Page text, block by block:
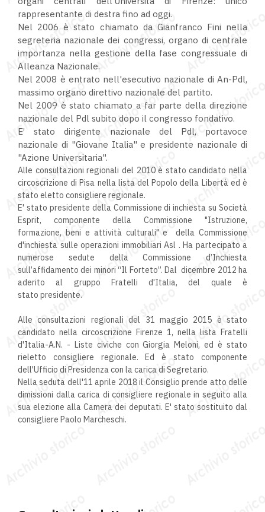
rappresentante di destra fino ad oggi.
Nel 2006 è stato chiamato da Gianfranco Fini nella
segreteria nazionale dei congressi, organo di centrale
importanza nella gestione della fase congressuale di
Alleanza Nazionale.
Nel 2008 è entrato nell'esecutivo nazionale di An-Pdl,
massimo organo direttivo nazionale del partito.
Nel 2009 è stato chiamato a far parte della direzione
nazionale del Pdl subito dopo il congresso fondativo.
E’ stato dirigente nazionale del Pdl, portavoce
nazionale di "Giovane Italia" e presidente nazionale di
"Azione Universitaria".
Alle consultazioni regionali del 2010 è stato candidato nella
circoscrizione di Pisa nella lista del Popolo della Libertà ed è
stato eletto consigliere regionale.
E' stato presidente della Commissione di inchiesta su Società
Esprit, componente della Commissione "Istruzione,
formazione, beni e attività culturali" e della Commissione
d'inchiesta sulle operazioni immobiliari Asl . Ha partecipato a
numerose sedute della Commissione d’Inchiesta
sull’affidamento dei minori “Il Forteto”. Dal dicembre 2012 ha
aderito al gruppo Fratelli d'Italia, del quale è
stato presidente.
Alle consultazioni regionali del 31 maggio 2015 è stato
candidato nella circoscrizione Firenze 1, nella lista Fratelli
d'Italia-A.N. - Liste civiche con Giorgia Meloni, ed è stato
rieletto consigliere regionale. Ed è stato componente
dell'Ufficio di Presidenza con la carica di Segretario.
Nella seduta dell'11 aprile 2018 il Consiglio prende atto delle
dimissioni dalla carica di consigliere regionale in seguito alla
sua elezione alla Camera dei deputati. E' stato sostituito dal
consigliere Paolo Marcheschi.